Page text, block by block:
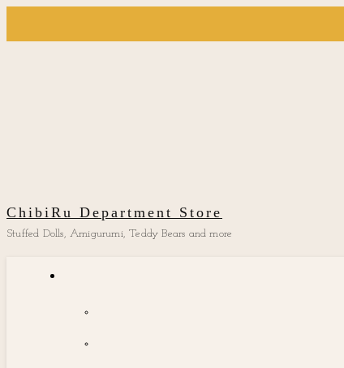
ChibiRu Department Store
Stuffed Dolls, Amigurumi, Teddy Bears and more